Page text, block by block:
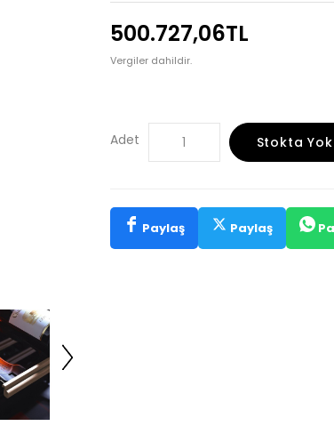
500.727,06TL
Vergiler dahildir.
Adet Stokta Yok
Paylaş Paylaş